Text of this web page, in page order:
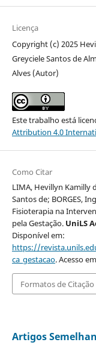
Licença
Copyright (c) 2025
Greyciele Santos de
Alves (Autor)
Este trabalho está
Attribution 4.0
Como Citar
LIMA, Hevillyn Kamilly
Santos de; BORGES,
Fisioterapia na
pela Gestação. UniLS
Disponível em:
https://
ca_gestacao. Acesso
Formatos de Citação
Artigos